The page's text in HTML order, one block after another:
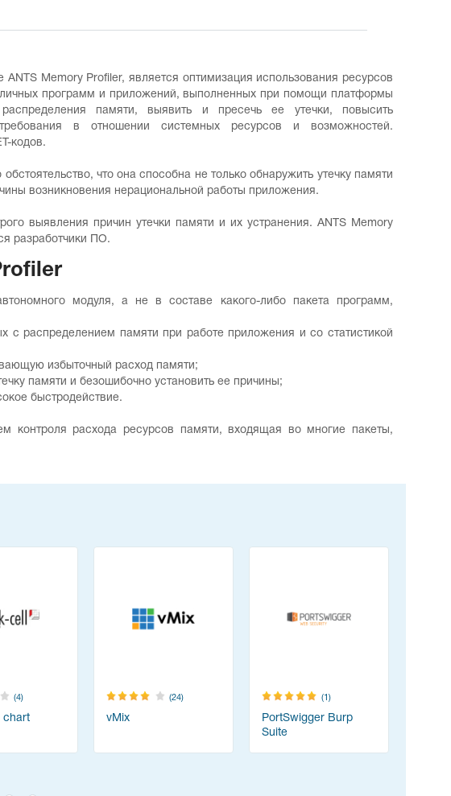
Memory Profiler, является оптимизация использования ресурсов
программ и приложений, выполненных при помощи платформы
памяти, выявить и пресечь ее утечки, повысить
в отношении системных ресурсов и возможностей.
кодов.
что она способна не только обнаружить утечку памяти
возникновения нерациональной работы приложения.
выявления причин утечки памяти и их устранения. ANTS Memory
разработчики ПО.
модуля, а не в составе какого-либо пакета программ,
с распределением памяти при работе приложения и со статистикой
избыточный расход памяти;
памяти и безошибочно установить ее причины;
быстродействие.
контроля расхода ресурсов памяти, входящая во многие пакеты,
(4)
chart
(24)
vMix
(1)
PortSwigger Burp
Suite